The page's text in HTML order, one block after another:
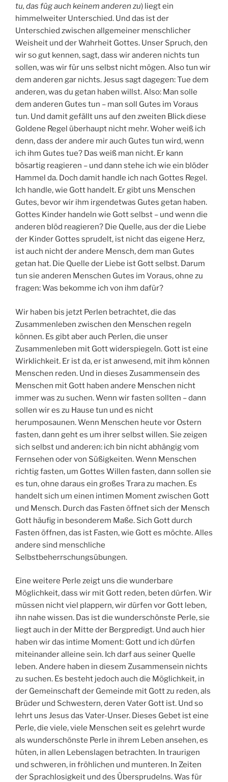
tu, das füg auch keinem anderen zu) liegt ein
himmelweiter Unterschied. Und das ist der
Unterschied zwischen allgemeiner menschlicher
Weisheit und der Wahrheit Gottes. Unser Spruch, den
wir so gut kennen, sagt, dass wir anderen nichts tun
sollen, was wir für uns selbst nicht mögen. Also tun wir
dem anderen gar nichts. Jesus sagt dagegen: Tue dem
anderen, was du getan haben willst. Also: Man solle
dem anderen Gutes tun – man soll Gutes im Voraus
tun. Und damit gefällt uns auf den zweiten Blick diese
Goldene Regel überhaupt nicht mehr. Woher weiß ich
denn, dass der andere mir auch Gutes tun wird, wenn
ich ihm Gutes tue? Das weiß man nicht. Er kann
bösartig reagieren – und dann stehe ich wie ein blöder
Hammel da. Doch damit handle ich nach Gottes Regel.
Ich handle, wie Gott handelt. Er gibt uns Menschen
Gutes, bevor wir ihm irgendetwas Gutes getan haben.
Gottes Kinder handeln wie Gott selbst – und wenn die
anderen blöd reagieren? Die Quelle, aus der die Liebe
der Kinder Gottes sprudelt, ist nicht das eigene Herz,
ist auch nicht der andere Mensch, dem man Gutes
getan hat. Die Quelle der Liebe ist Gott selbst. Darum
tun sie anderen Menschen Gutes im Voraus, ohne zu
fragen: Was bekomme ich von ihm dafür?
Wir haben bis jetzt Perlen betrachtet, die das
Zusammenleben zwischen den Menschen regeln
können. Es gibt aber auch Perlen, die unser
Zusammenleben mit Gott widerspiegeln. Gott ist eine
Wirklichkeit. Er ist da, er ist anwesend, mit ihm können
Menschen reden. Und in dieses Zusammensein des
Menschen mit Gott haben andere Menschen nicht
immer was zu suchen. Wenn wir fasten sollten – dann
sollen wir es zu Hause tun und es nicht
herumposaunen. Wenn Menschen heute vor Ostern
fasten, dann geht es um ihrer selbst willen. Sie zeigen
sich selbst und anderen: ich bin nicht abhängig vom
Fernsehen oder von Süßigkeiten. Wenn Menschen
richtig fasten, um Gottes Willen fasten, dann sollen sie
es tun, ohne daraus ein großes Trara zu machen. Es
handelt sich um einen intimen Moment zwischen Gott
und Mensch. Durch das Fasten öffnet sich der Mensch
Gott häufig in besonderem Maße. Sich Gott durch
Fasten öffnen, das ist Fasten, wie Gott es möchte. Alles
andere sind menschliche
Selbstbeherrschungsübungen.
Eine weitere Perle zeigt uns die wunderbare
Möglichkeit, dass wir mit Gott reden, beten dürfen. Wir
müssen nicht viel plappern, wir dürfen vor Gott leben,
ihn nahe wissen. Das ist die wunderschönste Perle, sie
liegt auch in der Mitte der Bergpredigt. Und auch hier
haben wir das intime Moment: Gott und ich dürfen
miteinander alleine sein. Ich darf aus seiner Quelle
leben. Andere haben in diesem Zusammensein nichts
zu suchen. Es besteht jedoch auch die Möglichkeit, in
der Gemeinschaft der Gemeinde mit Gott zu reden, als
Brüder und Schwestern, deren Vater Gott ist. Und so
lehrt uns Jesus das Vater-Unser. Dieses Gebet ist eine
Perle, die viele, viele Menschen seit es gelehrt wurde
als wunderschönste Perle in ihrem Leben ansehen, es
hüten, in allen Lebenslagen betrachten. In traurigen
und schweren, in fröhlichen und munteren. In Zeiten
der Sprachlosigkeit und des Übersprudelns. Was für